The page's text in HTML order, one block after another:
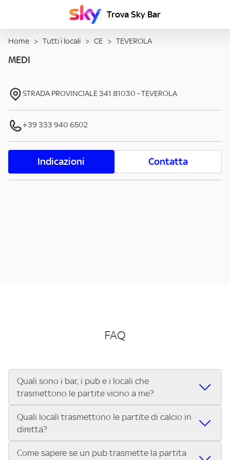
Trova Sky Bar
Home > Tutti i locali > CE > TEVEROLA
MEDI
STRADA PROVINCIALE 341 81030 -TEVEROLA
+39 333 940 6502
Indicazioni Contatta
FAQ
Quali sono i bar, i pub e i locali che
trasmettono le partite vicino a me?
Se cerchi un bar, pub, ristorante o locale vicino a te per
vedere le partite di Serie A ENILIVE, la Serie C Sky Wifi, la
UEFA Champions League, la UEFA Europa League, la UEFA
Conference League, il Tennis, la Formula 1®, la MotoGP™ e
Quali locali trasmettono le partite di calcio in
diretta?
Vuoi sapere quali bar, pub o ristoranti mostrano le partite
Come sapere se un pub trasmette la partita